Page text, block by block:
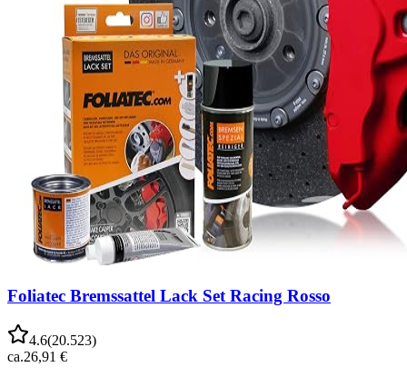
Foliatec Bremssattel Lack Set Racing Rosso
4.6(20.523)
ca.26,91 €